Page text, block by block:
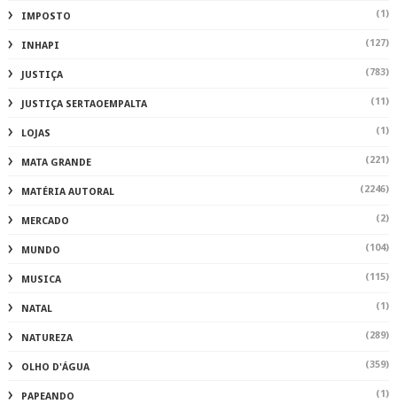
IMPOSTO (1)
INHAPI (127)
JUSTIÇA (783)
JUSTIÇA SERTAOEMPALTA (11)
LOJAS (1)
MATA GRANDE (221)
MATÉRIA AUTORAL (2246)
MERCADO (2)
MUNDO (104)
MUSICA (115)
NATAL (1)
NATUREZA (289)
OLHO D'ÁGUA (359)
PAPEANDO (1)